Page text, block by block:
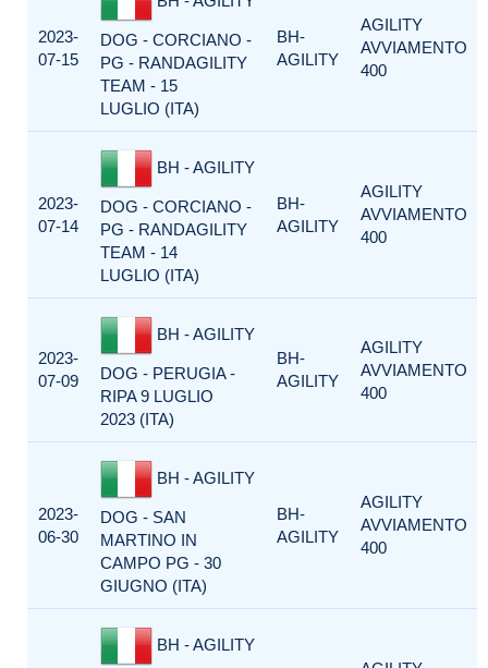
2023-
07-15
DOG - CORCIANO -
PG - RANDAGILITY
TEAM - 15
LUGLIO (ITA)
BH-
AGILITY
AGILITY
AVVIAMENTO
400
2023-
07-14
BH - AGILITY
DOG - CORCIANO -
PG - RANDAGILITY
TEAM - 14
LUGLIO (ITA)
BH-
AGILITY
AGILITY
AVVIAMENTO
400
2023-
07-09
BH - AGILITY
DOG - PERUGIA -
RIPA 9 LUGLIO
2023 (ITA)
BH-
AGILITY
AGILITY
AVVIAMENTO
400
2023-
06-30
BH - AGILITY
DOG - SAN
MARTINO IN
CAMPO PG - 30
GIUGNO (ITA)
BH-
AGILITY
AGILITY
AVVIAMENTO
400
BH - AGILITY